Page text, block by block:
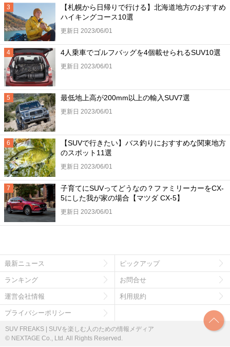
【札幌から日帰りで行ける】北海道地方のおすすめ
ハイキングコース10選
更新日 2023/06/01
4人乗車でゴルフバッグを4個載せられるSUV10選
更新日 2023/06/01
最低地上高が200mm以上の輸入SUV7選
更新日 2023/06/01
【SUVで行きたい】バス釣りにおすすめな関東地方
のスポット11選
更新日 2023/06/01
子育てにSUVってどうなの？ファミリーカーをCX-
5にした我が家の場合【マツダ CX-5】
更新日 2023/06/01
最新ニュース ピックアップ
ランキング お問合せ
運営会社情報 利用規約
プライバシーポリシー
SUV FREAKS | SUVを楽しむ人のための情報メディア
© NEXTAGE Co., Ltd. All Rights Reserved.